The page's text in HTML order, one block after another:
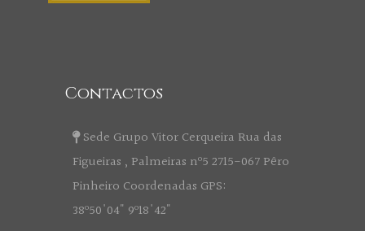
Contactos
Sede Grupo Vitor Cerqueira Rua das
Figueiras , Palmeiras nº5 2715-067 Pêro
Pinheiro Coordenadas GPS:
38º50'04" 9º18'42"